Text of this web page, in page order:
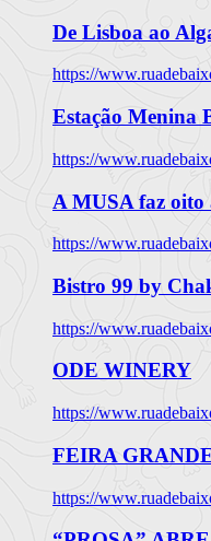
De Lisboa ao
https://
Estação Menina
https://
A MUSA faz oito
https://
Bistro 99 by
https://
ODE WINERY
https://
FEIRA
https://